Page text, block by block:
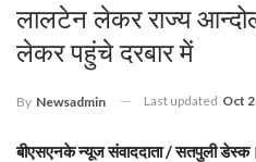
लालटेन लेकर राज्य
लेकर पहुंचे दरबार में
By Newsadmin Last updated Oct
बीएसएनके न्यूज संवाददाता / सतपुली